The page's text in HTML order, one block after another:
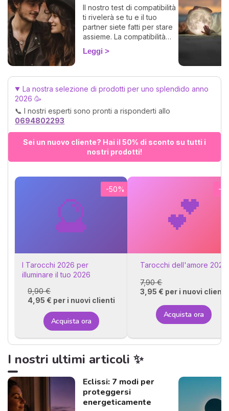
Il nostro test di compatibilità
ti rivelerà se tu e il tuo
partner siete fatti per stare
assieme. La compatibilità
zodiacale è uno strumento
formidabile per scoprire di
gemella, la persona perfetta
con la quale trascorrere
tutta la tua vita. Calcola
di coppia, ti basterà
quello del tuo partner o
aspirante tale. 💓
Leggi
La nostra selezione di prodotti per uno splendido anno
2026 🥳
📞 I nostri esperti sono pronti a risponderti allo
0694802293
Sei un nuovo cliente? Hai il 50% di sconto su tutti i
nostri prodotti!
-50%
🔮
I Tarocchi 2026 per
illuminare il tuo 2026
9,90 €
4,95 € per i nuovi clienti
Acquista ora
-
💕
Tarocchi dell'amore 2026
7,90 €
3,95 € per i nuovi clienti
Acquista ora
I nostri ultimi articoli ✨
Eclissi: 7 modi per
proteggersi
energeticamente